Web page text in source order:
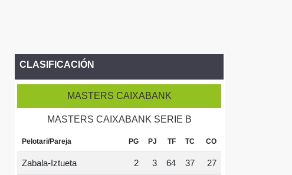
CLASIFICACIÓN
MASTERS CAIXABANK
MASTERS CAIXABANK SERIE B
Pelotari/Pareja PG PJ TF TC CO
Zabala-Iztueta 2 3 64 37 27